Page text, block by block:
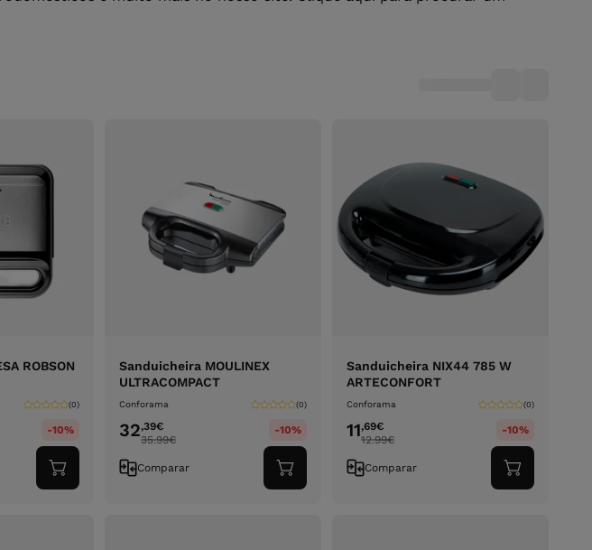
ROBSON
(0)
-10%
Adicionar
ao
Sanduicheira MOULINEX
ULTRACOMPACT
Conforama (0)
32,39€
35.99€
-10%
Comparar
Adicionar
ao
Sanduicheira NIX44 785 W
ARTECONFORT
Conforama (0)
11,69€
12.99€
-10%
Comparar
Adicionar
ao